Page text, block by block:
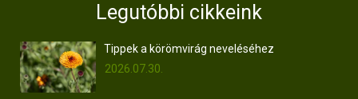
Legutóbbi cikkeink
Tippek a körömvirág neveléséhez
2026.07.30.